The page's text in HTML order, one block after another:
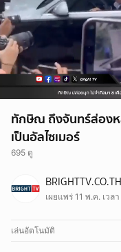
ทักษิณ ถึงจันทร์ส่อง
เป็นอัลไซเมอร์
695 ดู
BRIGHTTV.CO.TH
เผยแพร่ 11 พ.ค. เวล
เล่นอัตโนมัติ